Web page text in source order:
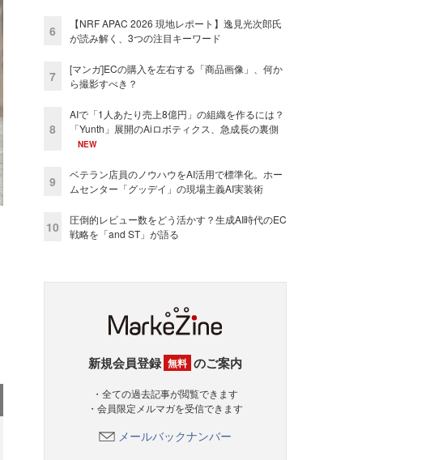
6
【NRF APAC 2026 現地レポート】逸見光次郎氏
が読み解く、3つの注目キーワード
7
[マンガ]ECの購入を左右する「商品画像」、何か
ら撮影すべき？
8
AIで「1人あたり売上8億円」の組織を作るには？
「Yunth」展開のAiロボティクス、急成長の裏側
NEW
9
ベテラン店員のノウハウをAI活用で標準化。ホー
ムセンター「グッデイ」の現場主義AI実装術
10
圧倒的レビュー数をどう活かす？生成AI時代のEC
戦略を「and ST」が語る
新規会員登録 無料 のご案内
・全ての過去記事が閲覧できます
・会員限定メルマガを受信できます
メールバックナンバー